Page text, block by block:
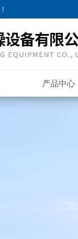
！
产品中心